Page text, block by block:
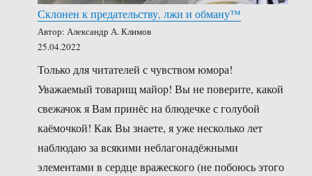
Склонен к предательству, лжи и обману™
Автор: Александр А. Климов
25.04.2022
Только для читателей с чувством юмора!
Уважаемый товарищ майор! Вы не поверите, какой
свежачок я Вам принёс на блюдечке с голубой
каёмочкой! Как Вы знаете, я уже несколько лет
наблюдаю за всякими неблагонадёжными
элементами в сердце вражеского (не побоюсь этого